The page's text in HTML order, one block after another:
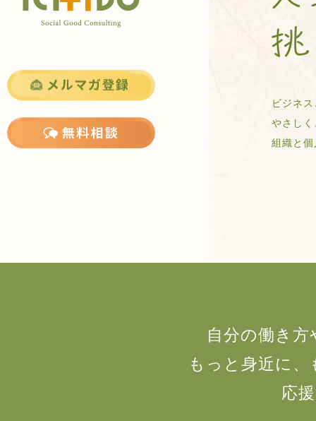
ビジネ
やさし
組織と
自分の働き
もっと身近に
応